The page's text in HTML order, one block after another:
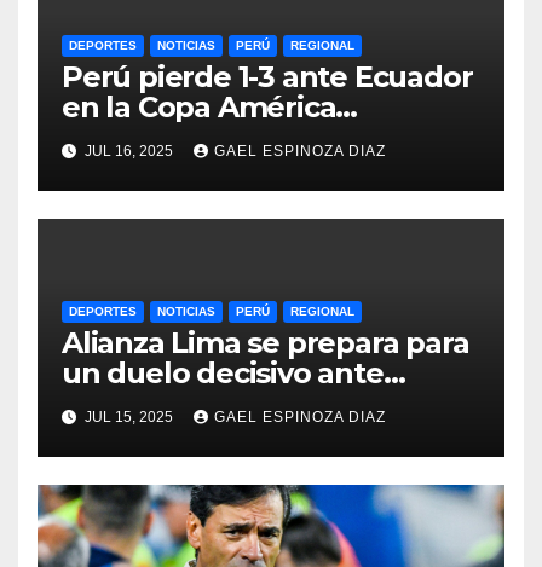
DEPORTES NOTICIAS PERÚ REGIONAL
Perú pierde 1-3 ante Ecuador
en la Copa América
Femenina y lidera el Grupo A
JUL 16, 2025 GAEL ESPINOZA DIAZ
DEPORTES NOTICIAS PERÚ REGIONAL
Alianza Lima se prepara para
un duelo decisivo ante
Gremio por la Sudamericana
2025
JUL 15, 2025 GAEL ESPINOZA DIAZ